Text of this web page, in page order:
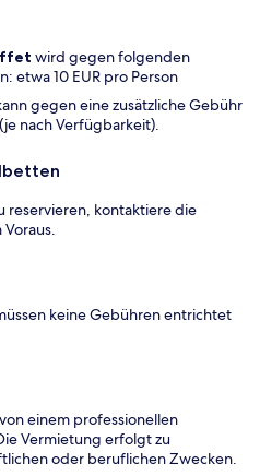
wird gegen folgenden
etwa 10 EUR pro Person
gegen eine zusätzliche Gebühr
nach Verfügbarkeit).
reservieren, kontaktiere die
keine Gebühren entrichtet
einem professionellen
Vermietung erfolgt zu
oder beruflichen Zwecken.